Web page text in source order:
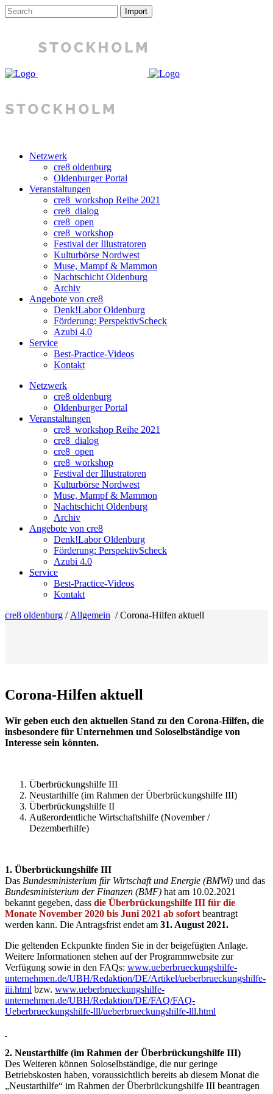
Netzwerk
cre8 oldenburg
Oldenburger Portal
Veranstaltungen
cre8_workshop Reihe 2021
cre8_dialog
cre8_open
cre8_workshop
Festival der Illustratoren
Kulturbörse Nordwest
Muse, Mampf & Mammon
Nachtschicht Oldenburg
Archiv
Angebote von cre8
Denk!Labor Oldenburg
Förderung: PerspektivScheck
Azubi 4.0
Service
Best-Practice-Videos
Kontakt
Netzwerk
cre8 oldenburg
Oldenburger Portal
Veranstaltungen
cre8_workshop Reihe 2021
cre8_dialog
cre8_open
cre8_workshop
Festival der Illustratoren
Kulturbörse Nordwest
Muse, Mampf & Mammon
Nachtschicht Oldenburg
Archiv
Angebote von cre8
Denk!Labor Oldenburg
Förderung: PerspektivScheck
Azubi 4.0
Service
Best-Practice-Videos
Kontakt
cre8 oldenburg / Allgemein /Corona-Hilfen aktuell
Corona-Hilfen aktuell
Wir geben euch den aktuellen Stand zu den Corona-Hilfen, die
insbesondere für Unternehmen und Soloselbständige von
Interesse sein könnten.
Überbrückungshilfe III
Neustarthilfe (im Rahmen der Überbrückungshilfe III)
Überbrückungshilfe II
Außerordentliche Wirtschaftshilfe (November /
Dezemberhilfe)
1. Überbrückungshilfe III
Das Bundesministerium für Wirtschaft und Energie (BMWi) und das
Bundesministerium der Finanzen (BMF) hat am 10.02.2021
bekannt gegeben, dass die Überbrückungshilfe III für die
Monate November 2020 bis Juni 2021 ab sofort beantragt
werden kann. Die Antragsfrist endet am 31. August 2021.
Die geltenden Eckpunkte finden Sie in der beigefügten Anlage.
Weitere Informationen stehen auf der Programmwebsite zur
Verfügung sowie in den FAQs: www.ueberbrueckungshilfe-
unternehmen.de/UBH/Redaktion/DE/Artikel/ueberbrueckungshilfe-
iii.html bzw. www.ueberbrueckungshilfe-
unternehmen.de/UBH/Redaktion/DE/FAQ/FAQ-
Ueberbrueckungshilfe-lll/ueberbrueckungshilfe-lll.html
2. Neustarthilfe (im Rahmen der Überbrückungshilfe III)
Des Weiteren können Soloselbständige, die nur geringe
Betriebskosten haben, voraussichtlich bereits ab diesem Monat die
„Neustarthilfe“ im Rahmen der Überbrückungshilfe III beantragen